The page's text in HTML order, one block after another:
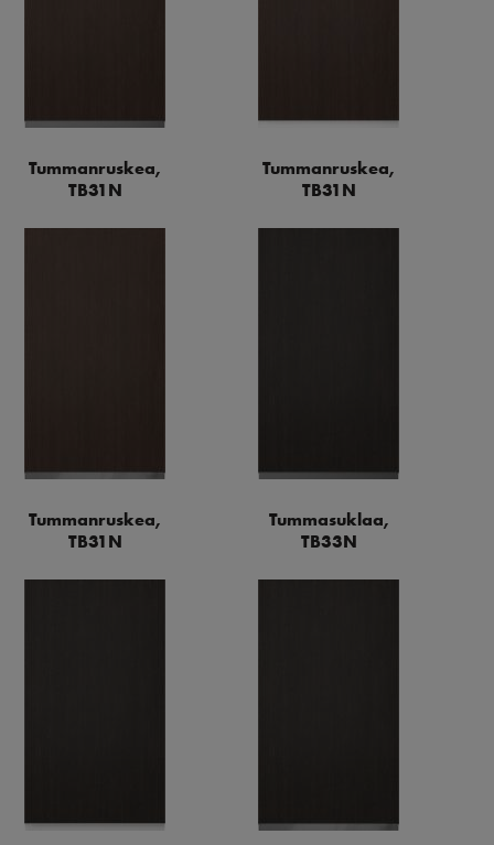
Tummanruskea,
TB31N
Tummanruskea,
TB31N
Tummanruskea,
TB31N
Tummasuklaa,
TB33N